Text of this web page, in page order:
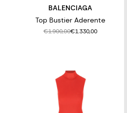
BALENCIAGA
Top Bustier Aderente
€1.900,00€1.330,00